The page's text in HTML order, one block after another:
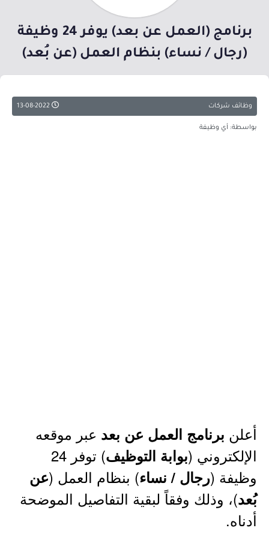
برنامج (العمل عن بعد) يوفر 24 وظيفة
(رجال / نساء) بنظام العمل (عن بُعد)
وظائف شركات
بواسطة: أي وظيفة
أعلن برنامج العمل عن بعد عبر موقعه
الإلكتروني (بوابة التوظيف
) توفر 24
وظيفة (رجال / نساء) بنظام العمل (عن
بُعد)، وذلك وفقاً لبقية التفاصيل الموضحة
أدناه.